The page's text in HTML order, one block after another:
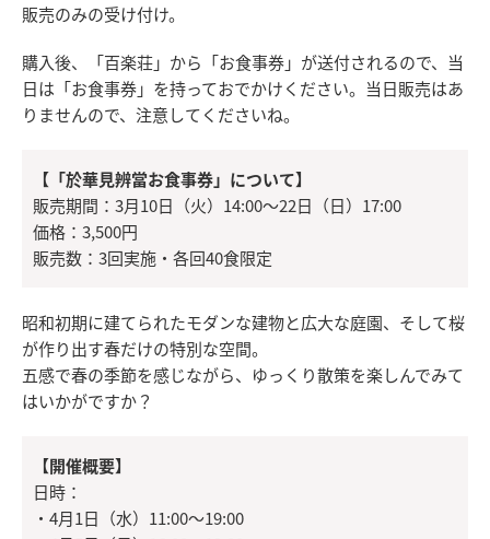
販売のみの受け付け。
購入後、「百楽荘」から「お食事券」が送付されるので、当
日は「お食事券」を持っておでかけください。当日販売はあ
りませんので、注意してくださいね。
【「於華見辨當お食事券」について】
販売期間：3月10日（火）14:00～22日（日）17:00
価格：3,500円
販売数：3回実施・各回40食限定
昭和初期に建てられたモダンな建物と広大な庭園、そして桜
が作り出す春だけの特別な空間。
五感で春の季節を感じながら、ゆっくり散策を楽しんでみて
はいかがですか？
【開催概要】
日時：
・4月1日（水）11:00～19:00